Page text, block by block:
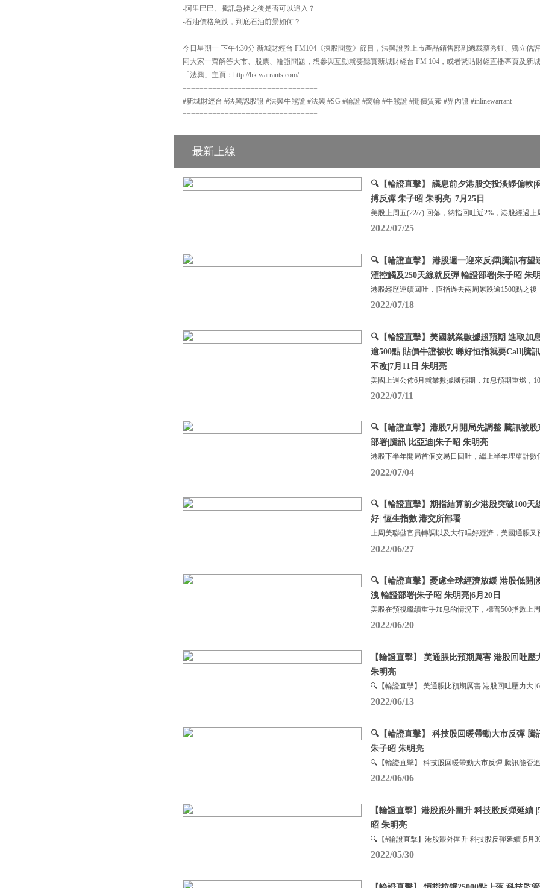
-阿里巴巴、騰訊急挫之後是否可以追入？
-石油價格急跌，到底石油前景如何？
今日星期一 下午4:30分 新城財經台 FM104《揀股問盤》節目，法興證券上市產品銷售部副總裁蔡秀虹、獨立估
同大家一齊解答大市、股票、輪證問題，想參與互動就要聽實新城財經台 FM 104，或者緊貼財經直播專頁及新城
「法興」主頁：http://hk.warrants.com/
================================
#新城財經台 #法興認股證 #法興牛熊證 #法興 #SG #輪證 #窩輪 #牛熊證 #開價質素 #界內證 #inlinewarrant
================================
最新上線
🔍【輪證直擊】 議息前夕港股交投淡靜偏軟|
搏反彈|朱子昭 朱明亮 |7月25日
美股上周五(22/7) 回落，納指回吐近2%，港股經過上
2022/07/25
🔍【輪證直擊】 港股週一迎來反彈|騰訊有望
滙控觸及250天線就反彈|輪證部署|朱子昭 朱
港股經歷連續回吐，恆指過去兩周累跌逾1500點之後
2022/07/18
🔍【輪證直擊】美國就業數據超預期 進取加
逾500點 貼價牛證被收 睇好恒指就要Call|騰
不改|7月11日 朱明亮
美國上週公佈6月就業數據勝預期，加息預期重燃，
2022/07/11
🔍【輪證直擊】港股7月開局先調整 騰訊被
部署|騰訊|比亞迪|朱子昭 朱明亮
港股下半年開局首個交易日回吐，繼上半年埋單計數
2022/07/04
🔍【輪證直擊】期指結算前夕港股突破100天
好| 恆生指數|港交所部署
上周美聯儲官員轉調以及大行唱好經濟，美國通脹又
2022/06/27
🔍【輪證直擊】憂慮全球經濟放緩 港股低開|
洩|輪證部署|朱子昭 朱明亮|6月20日
美股在預視繼續重手加息的情況下，標普500指數上
2022/06/20
【輪證直擊】 美通脹比預期厲害 港股回吐壓
朱明亮
🔍【輪證直擊】 美通脹比預期厲害 港股回吐壓力大
2022/06/13
🔍【輪證直擊】 科技股回暖帶動大市反彈 騰
朱子昭 朱明亮
🔍【輪證直擊】 科技股回暖帶動大市反彈 騰訊能否追
2022/06/06
【輪證直擊】港股跟外圍升 科技股反彈延續
昭 朱明亮
🔍【#輪證直擊】港股跟外圍升 科技股反彈延續 |5月
2022/05/30